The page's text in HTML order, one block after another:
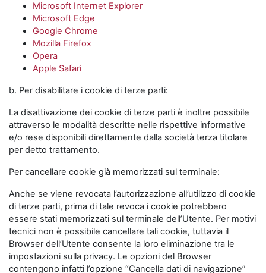
Microsoft Internet Explorer
Microsoft Edge
Google Chrome
Mozilla Firefox
Opera
Apple Safari
b. Per disabilitare i cookie di terze parti:
La disattivazione dei cookie di terze parti è inoltre possibile
attraverso le modalità descritte nelle rispettive informative
e/o rese disponibili direttamente dalla società terza titolare
per detto trattamento.
Per cancellare cookie già memorizzati sul terminale:
Anche se viene revocata l’autorizzazione all’utilizzo di cookie
di terze parti, prima di tale revoca i cookie potrebbero
essere stati memorizzati sul terminale dell’Utente. Per motivi
tecnici non è possibile cancellare tali cookie, tuttavia il
Browser dell’Utente consente la loro eliminazione tra le
impostazioni sulla privacy. Le opzioni del Browser
contengono infatti l’opzione “Cancella dati di navigazione”